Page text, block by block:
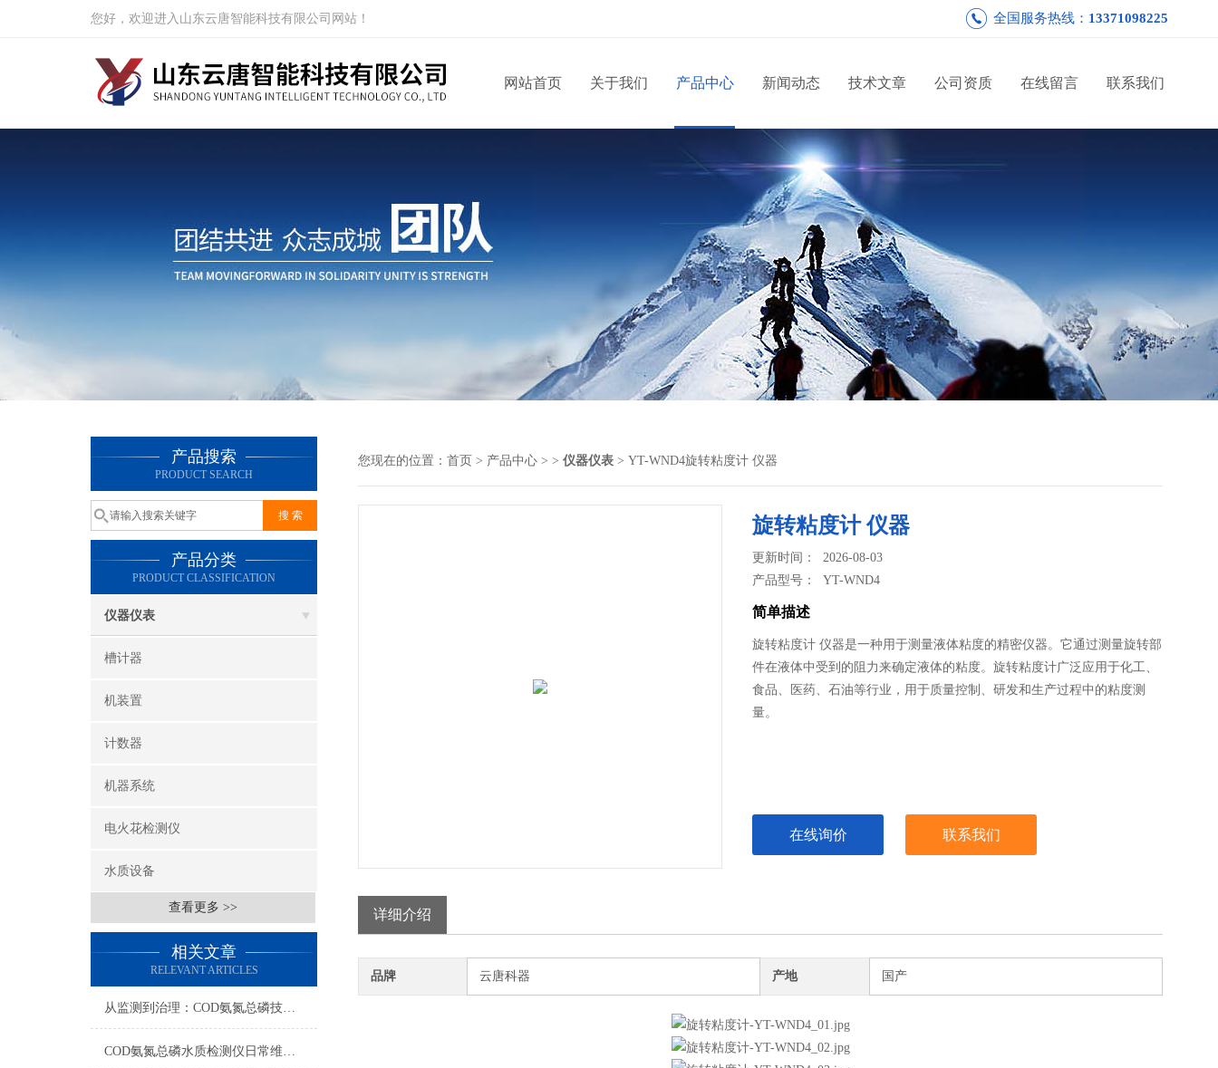
您好，欢迎进入山东云唐智能科技有限公司网站！ 全国服务热线： 13371098225
网站首页 关于我们 产品中心 新闻动态 技术文章 公司资质 在线留言 联系我们
产品搜索
PRODUCT SEARCH
产品分类
PRODUCT CLASSIFICATION
仪器仪表
槽计器
机装置
计数器
机器系统
电火花检测仪
水质设备
查看更多 >>
相关文章
RELEVANT ARTICLES
从监测到治理：COD氨氮总磷技术的双领域实战解析
COD氨氮总磷水质检测仪日常维护与试剂管理，降低故障率就靠这几招
您现在的位置： 首页 > 产品中心 > > 仪器仪表 > YT-WND4旋转粘度计 仪器
旋转粘度计 仪器
更新时间： 2026-08-03
产品型号：YT-WND4
简单描述
旋转粘度计 仪器是一种用于测量液体粘度的精密仪器。它通过测量旋转部
件在液体中受到的阻力来确定液体的粘度。旋转粘度计广泛应用于化工、
食品、医药、石油等行业，用于质量控制、研发和生产过程中的粘度测
量。
在线询价 联系我们
详细介绍
品牌 云唐科器 产地 国产